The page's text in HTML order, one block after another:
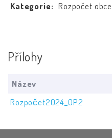
Kategorie: Rozpočet obce
Přílohy
Název
Rozpočet2024_OP2